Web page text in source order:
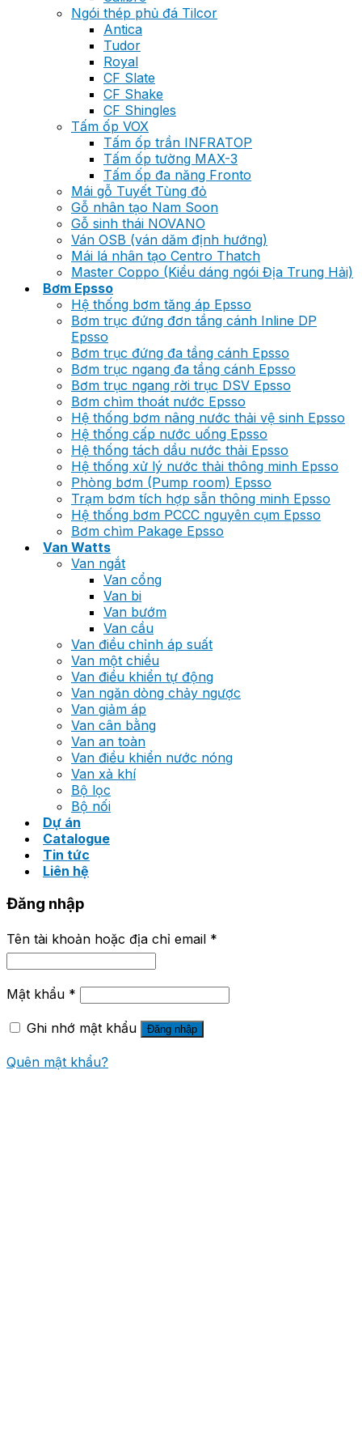
Ngói thép phủ đá Tilcor
Antica
Tudor
Royal
CF Slate
CF Shake
CF Shingles
Tấm ốp VOX
Tấm ốp trần INFRATOP
Tấm ốp tường MAX-3
Tấm ốp đa năng Fronto
Mái gỗ Tuyết Tùng đỏ
Gỗ nhân tạo Nam Soon
Gỗ sinh thái NOVANO
Ván OSB (ván dăm định hướng)
Mái lá nhân tạo Centro Thatch
Master Coppo (Kiểu dáng ngói Địa Trung Hải)
Bơm Epsso
Hệ thống bơm tăng áp Epsso
Bơm trục đứng đơn tầng cánh Inline DP
Epsso
Bơm trục đứng đa tầng cánh Epsso
Bơm trục ngang đa tầng cánh Epsso
Bơm trục ngang rời trục DSV Epsso
Bơm chìm thoát nước Epsso
Hệ thống bơm nâng nước thải vệ sinh Epsso
Hệ thống cấp nước uống Epsso
Hệ thống tách dầu nước thải Epsso
Hệ thống xử lý nước thải thông minh Epsso
Phòng bơm (Pump room) Epsso
Trạm bơm tích hợp sẵn thông minh Epsso
Hệ thống bơm PCCC nguyên cụm Epsso
Bơm chìm Pakage Epsso
Van Watts
Van ngắt
Van cổng
Van bi
Van bướm
Van cầu
Van điều chỉnh áp suất
Van một chiều
Van điều khiển tự động
Van ngăn dòng chảy ngược
Van giảm áp
Van cân bằng
Van an toàn
Van điều khiển nước nóng
Van xả khí
Bộ lọc
Bộ nối
Dự án
Catalogue
Tin tức
Liên hệ
Đăng nhập
Tên tài khoản hoặc địa chỉ email *
Mật khẩu *
Ghi nhớ mật khẩu Đăng nhập
Quên mật khẩu?